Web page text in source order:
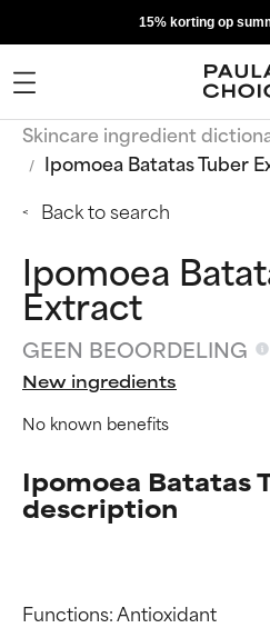
15% korting op
Skincare ingredient
Ipomoea Batatas Tuber
Back to search
Ipomoea
Extract
GEEN BEOORDELING
New ingredients
No known benefits
Ipomoea Batatas
description
Functions: Antioxidant